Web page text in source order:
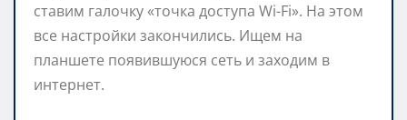
ставим галочку «точка доступа Wi-Fi». На этом
все настройки закончились. Ищем на
планшете появившуюся сеть и заходим в
интернет.